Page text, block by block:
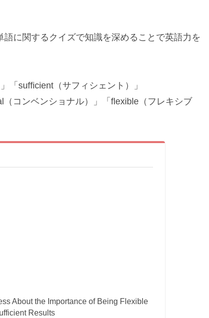
に関するクイズで知識を深めることで英語力を
「sufficient（サフィシェント）」
（コンベンショナル）」「flexible（フレキシブ
About the Importance of Being Flexible
Results